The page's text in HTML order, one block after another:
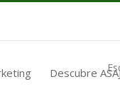
Descubre